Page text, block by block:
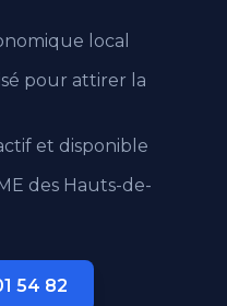
local
pour attirer la
et disponible
des Hauts-de-
54 82